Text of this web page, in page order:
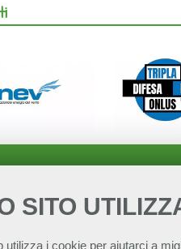
SITO
utilizza i cookie per aiutarci a